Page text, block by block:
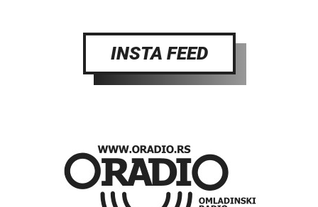
INSTA FEED